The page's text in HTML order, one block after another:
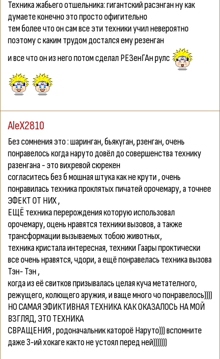
Техника жабьего отшельника: гигантский расэнган ну как
думаете конечно это просто офигительно
тем более что он сам все эти техники учил невероятно
поэтому с каким трудом достался ему резенган
и все что он из него потом сделал РЕЗенГАн рулс
AleX2810
Без сомнения это : шаринган, бьякуган, рзенган, очень
понравелось когда наруто довёл до совершенства технику
разенгана - это вихревой сюрекен
согласитесь без б мошная штука как не крути , очень
понравилась техника проклятых пичатей орочемару, а точнее
ЭФЕКТ ОТ НИХ ,
ЕЩЁ техника перерождения которую использовал
орочемару, оцень нравятся техники вызовов, а также
трансформации вызываемых тобою животных,
техника кристала интересная, техники Гаары проктически
все очень нравятся, чдори, а ещё понравелась техника вызова
Тэн- Тэн ,
когда из её свитков призывалась целая куча метателного,
режущего, колющего аружия, и ваще много чо понравелось))))
НО САМАЯ ЭФИКТИВНАЯ ТЕХНИКА КАК ОКАЗАЛОСЬ НА МОЙ
ВЗГЛЯД, ЭТО ТЕХНИКА
СВРАЩЕНИЯ , родоначальник катороё Наруто))) вспомните
даже 3-ий хокаге както не устоял перед ней)))))))